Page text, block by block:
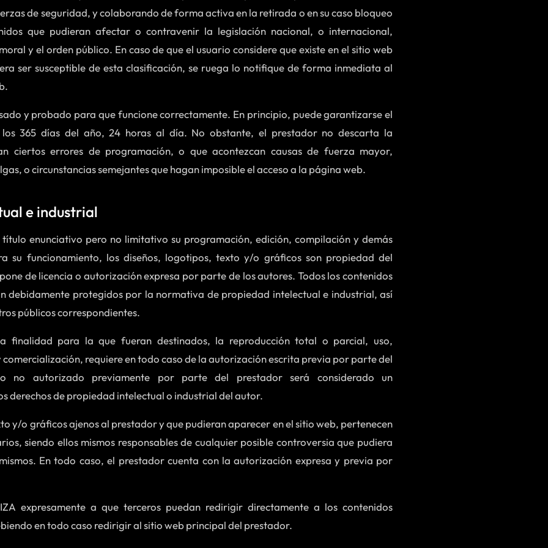
de seguridad, y colaborando de forma activa en la retirada o en su caso bloqueo
que pudieran afectar o contravenir la legislación nacional, o internacional,
y el orden público. En caso de que el usuario considere que existe en el sitio web
ser susceptible de esta clasificación, se ruega lo notifique de forma inmediata al
y probado para que funcione correctamente. En principio, puede garantizarse el
365 días del año, 24 horas al día. No obstante, el prestador no descarta la
ciertos errores de programación, o que acontezcan causas de fuerza mayor,
o circunstancias semejantes que hagan imposible el acceso a la página web.
e industrial
enunciativo pero no limitativo su programación, edición, compilación y demás
su funcionamiento, los diseños, logotipos, texto y/o gráficos son propiedad del
de licencia o autorización expresa por parte de los autores. Todos los contenidos
debidamente protegidos por la normativa de propiedad intelectual e industrial, así
públicos correspondientes.
finalidad para la que fueran destinados, la reproducción total o parcial, uso,
requiere en todo caso de la autorización escrita previa por parte del
no autorizado previamente por parte del prestador será considerado un
derechos de propiedad intelectual o industrial del autor.
y/o gráficos ajenos al prestador y que pudieran aparecer en el sitio web, pertenecen
siendo ellos mismos responsables de cualquier posible controversia que pudiera
En todo caso, el prestador cuenta con la autorización expresa y previa por
expresamente a que terceros puedan redirigir directamente a los contenidos
en todo caso redirigir al sitio web principal del prestador.